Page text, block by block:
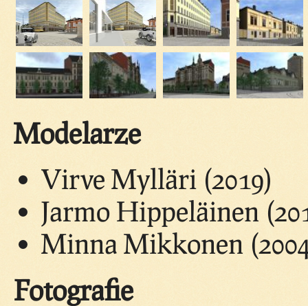
Modelarze
Virve Mylläri (2019)
Jarmo Hippeläinen
Minna Mikkonen
Fotografie